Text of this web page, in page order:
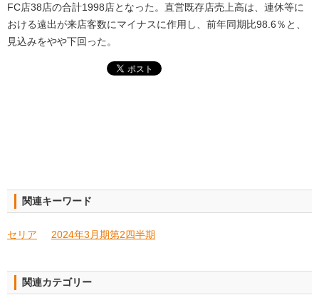
FC店38店の合計1998店となった。直営既存店売上高は、連休等に
おける遠出が来店客数にマイナスに作用し、前年同期比98.6％と、
見込みをやや下回った。
関連キーワード
セリア 2024年3月期第2四半期
関連カテゴリー